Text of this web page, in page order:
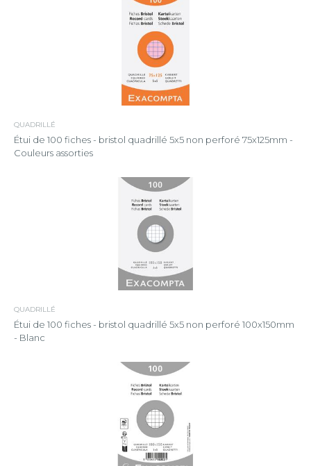
QUADRILLÉ
Étui de 100 fiches - bristol quadrillé 5x5 non perforé 75x125mm -
Couleurs assorties
QUADRILLÉ
Étui de 100 fiches - bristol quadrillé 5x5 non perforé 100x150mm
- Blanc